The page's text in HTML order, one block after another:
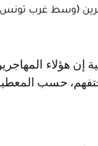
(وسط غرب
حتفهم، حسب